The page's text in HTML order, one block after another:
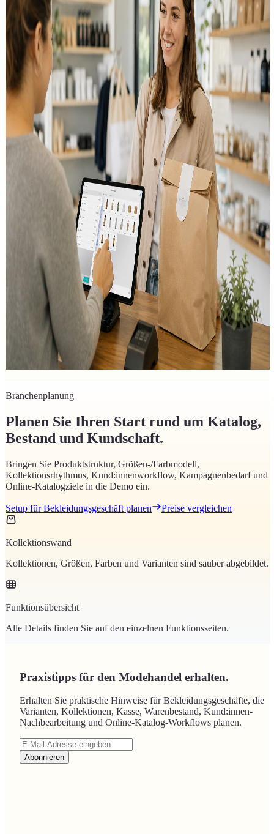
3 Ergebnisse
Freitag, 24. Juli 2026
Kassensystem für Geschäfte in Österreich: Barcode,
Lagerbestand, Retouren und Einkauf in einem
Workflow
Ein Kassensystem für ein Geschäft in Österreich ist mehr als eine
Zahlungserfassung. Dieser Artikel zeigt, wie Barcode,
Warenwirtschaft, Lagerbestand, Retouren, Einkauf und Berichte in
einem durchgängigen Workflow zusammenspielen sollten – für
kleine und mittlere Einzelhandelsgeschäfte in Österreich.
Montag, 20. Juli 2026
Kundenguthaben und Retouren in Österreich: Store
Credit, Rückgaben und Kundenbindung
Wie österreichische Geschäfte Kundenguthaben, Retouren und
Umtausch sauber im Kassensystem abbilden – und warum die
Verbindung zu POS, Warenbestand und Kundenverwaltung über
den Erfolg entscheidet.
Montag, 6. Juli 2026
Click & Collect Österreich: POS, Online-Shop &
Warenbestand verbinden
So verbinden österreichische Händler Kassensystem, Online-Shop
und Warenbestand für verlässliche Abholungen – und vermeiden
Overselling. Informativ, inklusive RKSV-Hinweisen.
Branchenplanung
Planen Sie Ihren Start rund um Katalog,
Bestand und Kundschaft.
Bringen Sie Produktstruktur, Größen-/Farbmodell,
Kollektionsrhythmus, Kund:innenworkflow, Kampagnenbedarf und
Online-Katalogziele in die Demo ein.
Setup für Bekleidungsgeschäft planen Preise vergleichen
Kollektionswand
Kollektionen, Größen, Farben und Varianten sind sauber abgebildet.
Funktionsübersicht
Alle Details finden Sie auf den einzelnen Funktionsseiten.
Praxistipps für den Modehandel erhalten.
Erhalten Sie praktische Hinweise für Bekleidungsgeschäfte, die
Varianten, Kollektionen, Kasse, Warenbestand, Kund:innen-
Nachbearbeitung und Online-Katalog-Workflows planen.
Abonnieren